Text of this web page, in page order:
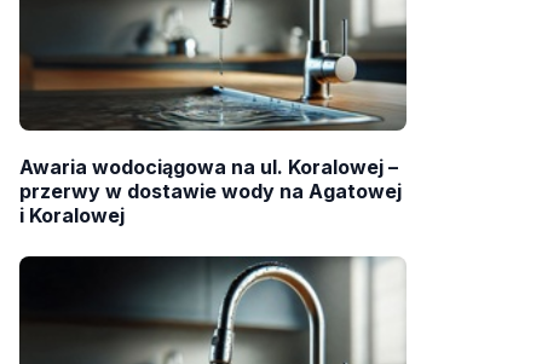
Awaria wodociągowa na ul. Koralowej –
przerwy w dostawie wody na Agatowej
i Koralowej